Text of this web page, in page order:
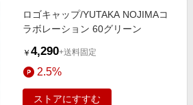
ロゴキャップ/YUTAKA NOJIMAコ
ラボレーション 60グリーン
￥ 4,290+送料固定
2.5%
ストアにすすむ